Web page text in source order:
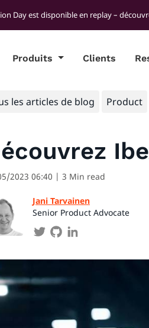
Day est disponible en replay –
Produits Clients
les articles de blog Product
2023 06:40 | 3 Min read
Jani Tarvainen
Senior Product Advocate